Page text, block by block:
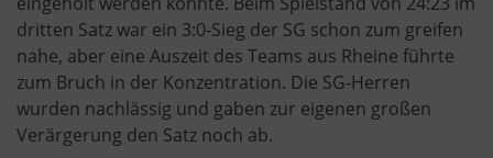
dritten Satz war ein 3:0-Sieg der SG schon zum greifen
nahe, aber eine Auszeit des Teams aus Rheine führte
zum Bruch in der Konzentration. Die SG-Herren
wurden nachlässig und gaben zur eigenen großen
Verärgerung den Satz noch ab.